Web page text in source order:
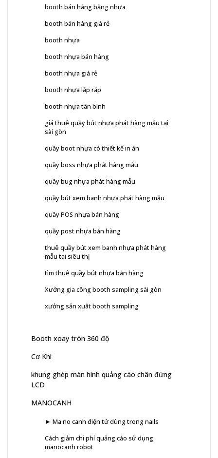
booth bán hàng bằng nhựa
booth bán hàng giá rẻ
booth nhựa
booth nhựa bán hàng
booth nhựa giá rẻ
booth nhựa lắp ráp
booth nhựa tân bình
giá thuê quầy bút nhựa phát hàng mẫu tại
sài gòn
quầy boot nhựa có thiết kế in ấn
quầy boss nhựa phát hàng mẫu
quầy bug nhựa phát hàng mẫu
quầy bút xem banh nhựa phát hàng mẫu
quầy POS nhựa bán hàng
quầy post nhựa bán hàng
thuê quầy bút xem banh nhựa phát hàng
mẫu tại siêu thị
tìm thuê quầy bút nhựa bán hàng
Xưởng gia công booth sampling sài gòn
xưởng sản xuât booth sampling
Booth xoay tròn 360 độ
Cơ Khí
khung ghép màn hình quảng cáo chân đứng
LCD
MANOCANH
► Ma no canh điện tử dùng trong nails
Cách giảm chi phí quảng cáo sử dụng
manocanh robot